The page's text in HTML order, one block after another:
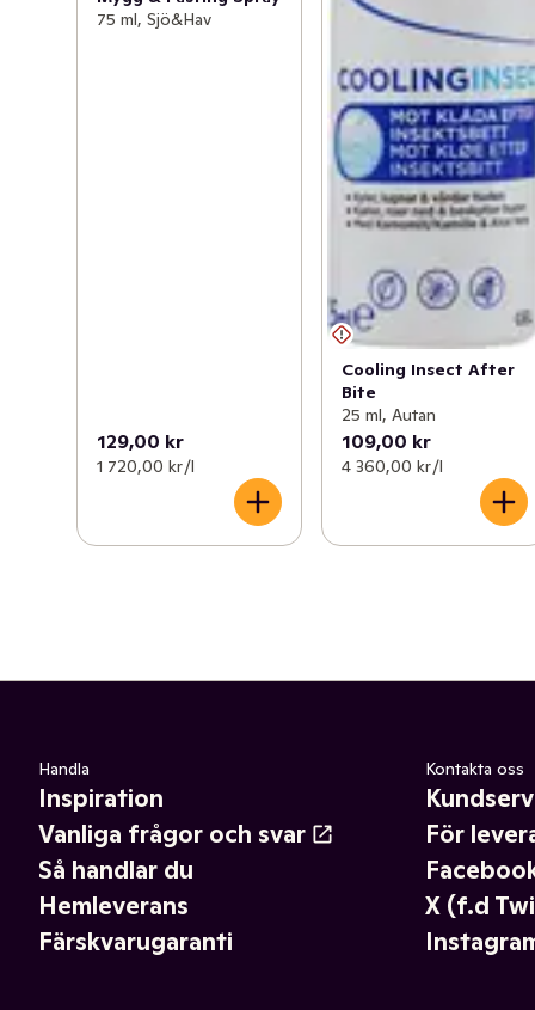
75 ml, Sjö&Hav
129,00 kr
1 720,00 kr /l
Cooling Insect After
Bite
25 ml, Autan
109,00 kr
4 360,00 kr /l
Handla
Inspiration
Vanliga frågor och svar
Så handlar du
Hemleverans
Färskvarugaranti
Kontakta oss
För
X (f.d